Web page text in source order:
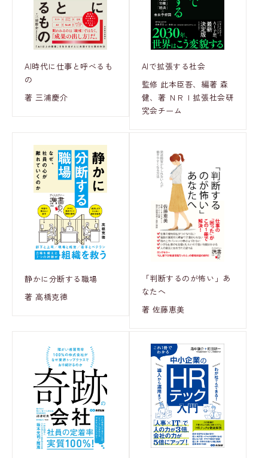
AI時代に仕事と呼べるも
の
著 三浦慶介
AIで拡張する社会
監修 此本臣吾、編著 森
健、著 ＮＲＩ拡張社会研
究会チーム
静かに分断する職場
著 高橋克徳
「判断するのが怖い」あ
なたへ
著 佐藤恵美